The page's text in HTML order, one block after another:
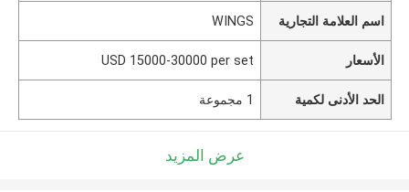
اسم العلامة التجارية WINGS
الأسعار USD 15000-30000 per set
الحد الأدنى لكمية 1 مجموعة
عرض المزيد